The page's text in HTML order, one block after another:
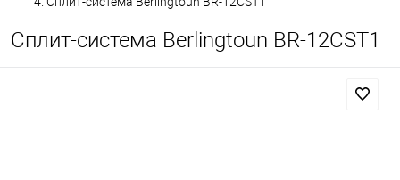
Сплит-система Berlingtoun BR-12CST1